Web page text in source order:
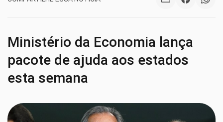
Ministério da Economia lança
pacote de ajuda aos estados
esta semana